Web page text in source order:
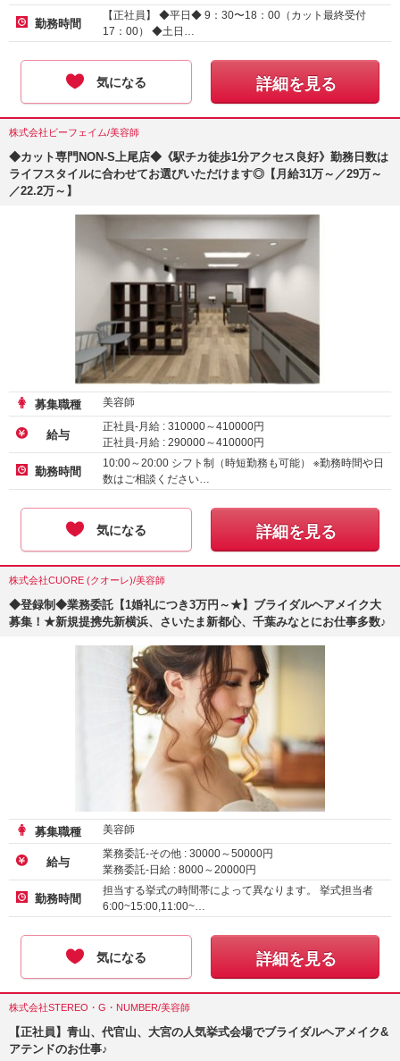
勤務時間
【正社員】 ◆平日◆ 9：30〜18：00（カット最終受付
17：00） ◆土日…
気になる 詳細を見る
株式会社ビーフェイム/美容師
◆カット専門NON-S上尾店◆《駅チカ徒歩1分アクセス良好》勤務日数は
ライフスタイルに合わせてお選びいただけます◎【月給31万～／29万～
／22.2万～】
募集職種 美容師
給与
正社員-月給 : 310000～410000円
正社員-月給 : 290000～410000円
正社員-月給 :222300～ 258750円
勤務時間
10:00～20:00 シフト制（時短勤務も可能） ※勤務時間や日
数はご相談ください…
気になる 詳細を見る
株式会社CUORE (クオーレ)/美容師
◆登録制◆業務委託【1婚礼につき3万円～★】ブライダルヘアメイク大
募集！★新規提携先新横浜、さいたま新都心、千葉みなとにお仕事多数♪
募集職種 美容師
給与
業務委託-その他 : 30000～50000円
業務委託-日給 : 8000～20000円
正社員-月給 :239000～450000円
勤務時間
担当する挙式の時間帯によって異なります。 挙式担当者
6:00~15:00,11:00~…
気になる 詳細を見る
株式会社STEREO・G・NUMBER/美容師
【正社員】青山、代官山、大宮の人気挙式会場でブライダルヘアメイク&
アテンドのお仕事♪